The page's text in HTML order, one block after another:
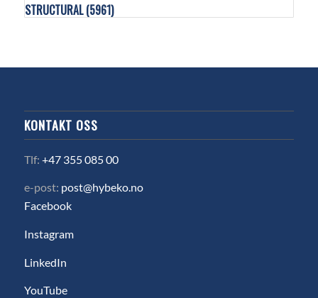
STRUCTURAL(5961)
KONTAKT OSS
Tlf: +47 355 085 00
e-post: post@hybeko.no
Facebook
Instagram
LinkedIn
YouTube